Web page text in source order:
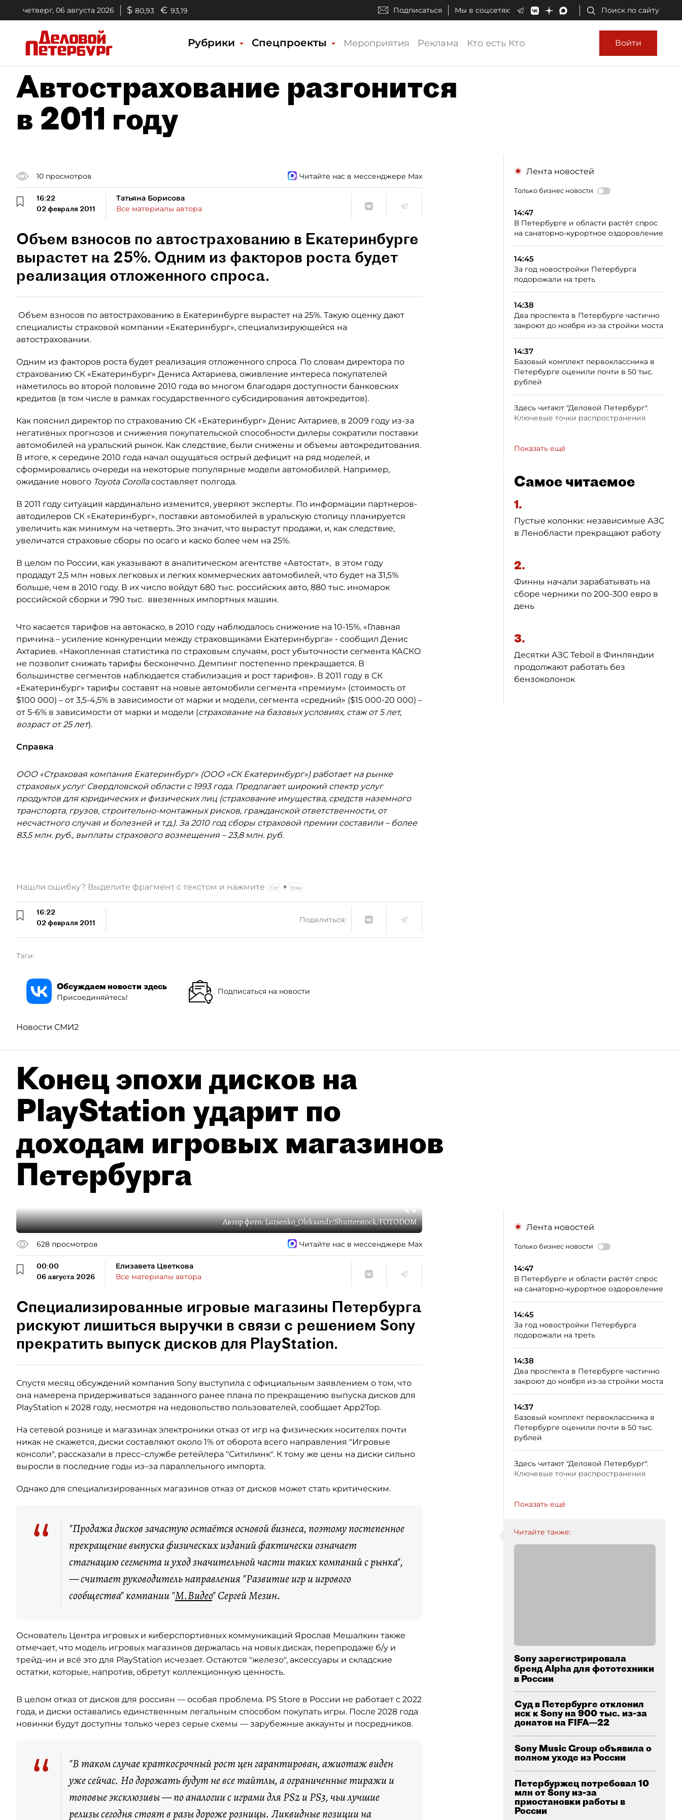
четверг, 06 августа 2026 $ 80,93 € 93,19 Подписаться Мы в соцсетях: Поиск по сайту
Рубрики Спецпроекты Мероприятия Реклама Кто есть Кто Войти
Автострахование разгонится
в 2011 году
10 просмотров Читайте нас в мессенджере Max
16:22
02 февраля 2011
Татьяна Борисова
Все материалы автора
Объем взносов по автострахованию в Екатеринбурге
вырастет на 25%. Одним из факторов роста будет
реализация отложенного спроса.
Объем взносов по автострахованию в Екатеринбурге вырастет на 25%. Такую оценку дают
специалисты страховой компании «Екатеринбург», специализирующейся на
автостраховании.
Одним из факторов роста будет реализация отложенного спроса. По словам директора по
страхованию СК «Екатеринбург» Дениса Ахтариева, оживление интереса покупателей
наметилось во второй половине 2010 года во многом благодаря доступности банковских
кредитов (в том числе в рамках государственного субсидирования автокредитов).
Как пояснил директор по страхованию СК «Екатеринбург» Денис Ахтариев, в 2009 году из-за
негативных прогнозов и снижения покупательской способности дилеры сократили поставки
автомобилей на уральский рынок. Как следствие, были снижены и объемы автокредитования.
В итоге, к середине 2010 года начал ощущаться острый дефицит на ряд моделей, и
сформировались очереди на некоторые популярные модели автомобилей. Например,
ожидание нового Toyota Corollaсоставляет полгода.
В 2011 году ситуация кардинально изменится, уверяют эксперты. По информации партнеров-
автодилеров СК «Екатеринбург», поставки автомобилей в уральскую столицу планируется
увеличить как минимум на четверть. Это значит, что вырастут продажи, и, как следствие,
увеличатся страховые сборы по осаго и каско более чем на 25%.
В целом по России, как указывают в аналитическом агентстве «Автостат», в этом году
продадут 2,5 млн новых легковых и легких коммерческих автомобилей, что будет на 31,5%
больше, чем в 2010 году. В их число войдут 680 тыс. российских авто, 880 тыс. иномарок
российской сборки и 790 тыс. ввезенных импортных машин.
Что касается тарифов на автокаско, в 2010 году наблюдалось снижение на 10-15%. «Главная
причина – усиление конкуренции между страховщиками Екатеринбурга» - сообщил Денис
Ахтариев. «Накопленная статистика по страховым случаям, рост убыточности сегмента КАСКО
не позволит снижать тарифы бесконечно. Демпинг постепенно прекращается. В
большинстве сегментов наблюдается стабилизация и рост тарифов». В 2011 году в СК
«Екатеринбург» тарифы составят на новые автомобили сегмента «премиум» (стоимость от
$100 000) – от 3,5-4,5% в зависимости от марки и модели, сегмента «средний» ($15 000-20 000) –
от 5-6% в зависимости от марки и модели (страхование на базовых условиях, стаж от 5 лет,
возраст от 25 лет).
Справка
ООО «Страховая компания Екатеринбург» (ООО «СК Екатеринбург») работает на рынке
страховых услуг Свердловской области с 1993 года. Предлагает широкий спектр услуг
продуктов для юридических и физических лиц (страхование имущества, средств наземного
транспорта, грузов, строительно-монтажных рисков, гражданской ответственности, от
несчастного случая и болезней и т.д.). За 2010 год сборы страховой премии составили – более
83,5 млн. руб., выплаты страхового возмещения – 23,8 млн. руб.
Лента новостей
Только бизнес новости
14:47
В Петербурге и области растёт спрос
на санаторно-курортное оздоровление
14:45
За год новостройки Петербурга
подорожали на треть
14:38
Два проспекта в Петербурге частично
закроют до ноября из-за стройки моста
14:37
Базовый комплект первоклассника в
Петербурге оценили почти в 50 тыс.
рублей
Здесь читают "Деловой Петербург".
Ключевые точки распространения
Показать ещё
Самое читаемое
1.
Пустые колонки: независимые АЗС
в Ленобласти прекращают работу
2.
Финны начали зарабатывать на
сборе черники по 200-300 евро в
день
3.
Десятки АЗС Teboil в Финляндии
продолжают работать без
бензоколонок
Нашли ошибку? Выделите фрагмент с текстом и нажмите +
16:22
02 февраля 2011
Поделиться:
Тэги:
Обсуждаем новости здесь
Присоединяйтесь!
Подписаться на новости
Новости СМИ2
Конец эпохи дисков на
PlayStation ударит по
доходам игровых магазинов
Петербурга
Автор фото:Lutsenko_Oleksandr/Shutterstock/FOTODOM
628 просмотров Читайте нас в мессенджере Max
00:00
06 августа 2026
Елизавета Цветкова
Все материалы автора
Специализированные игровые магазины Петербурга
рискуют лишиться выручки в связи с решением Sony
прекратить выпуск дисков для PlayStation.
Спустя месяц обсуждений компания Sony выступила с официальным заявлением о том, что
она намерена придерживаться заданного ранее плана по прекращению выпуска дисков для
PlayStation к 2028 году, несмотря на недовольство пользователей, сообщает App2Top.
На сетевой рознице и магазинах электроники отказ от игр на физических носителях почти
никак не скажется, диски составляют около 1% от оборота всего направления "Игровые
консоли", рассказали в пресс–службе ретейлера "Ситилинк". К тому же цены на диски сильно
выросли в последние годы из–за параллельного импорта.
Однако для специализированных магазинов отказ от дисков может стать критическим.
“
"Продажа дисков зачастую остаётся основой бизнеса, поэтому постепенное
прекращение выпуска физических изданий фактически означает
стагнацию сегмента и уход значительной части таких компаний с рынка",
— считает руководитель направления "Развитие игр и игрового
сообщества" компании "М.Видео" Сергей Мезин.
Основатель Центра игровых и киберспортивных коммуникаций Ярослав Мешалкин также
отмечает, что модель игровых магазинов держалась на новых дисках, перепродаже б/у и
трейд–ин и всё это для PlayStation исчезает. Остаются "железо", аксессуары и складские
остатки, которые, напротив, обретут коллекционную ценность.
В целом отказ от дисков для россиян — особая проблема. PS Store в России не работает с 2022
года, и диски оставались единственным легальным способом покупать игры. После 2028 года
новинки будут доступны только через серые схемы — зарубежные аккаунты и посредников.
“
"В таком случае краткосрочный рост цен гарантирован, ажиотаж виден
уже сейчас. Но дорожать будут не все тайтлы, а ограниченные тиражи и
топовые эксклюзивы — по аналогии с играми для PS2 и PS3, чьи лучшие
релизы сегодня стоят в разы дороже розницы. Ликвидные позиции на
Лента новостей
Только бизнес новости
14:47
В Петербурге и области растёт спрос
на санаторно-курортное оздоровление
14:45
За год новостройки Петербурга
подорожали на треть
14:38
Два проспекта в Петербурге частично
закроют до ноября из-за стройки моста
14:37
Базовый комплект первоклассника в
Петербурге оценили почти в 50 тыс.
рублей
Здесь читают "Деловой Петербург".
Ключевые точки распространения
Показать ещё
Читайте также:
Sony зарегистрировала
бренд Alpha для фототехники
в России
Суд в Петербурге отклонил
иск к Sony на 900 тыс. из-за
донатов на FIFA—22
Sony Music Group объявила о
полном уходе из России
Петербуржец потребовал 10
млн от Sony из-за
приостановки работы в
России